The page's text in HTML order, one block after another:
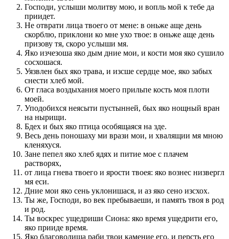
Господи, услыши молитву мою, и вопль мой к тебе да
приидет.
Не отврати лица твоего от мене: в оньже аще день
скорблю, приклони ко мне ухо твое: в оньже аще день
призову тя, скоро услыши мя.
Яко изчезоша яко дым дние мои, и кости моя яко сушило
сосхошася.
Уязвлен бых яко трава, и изсше сердце мое, яко забых
снести хлеб мой.
От гласа воздыхания моего прильпе кость моя плоти
моей.
Уподобихся неясыти пустынней, бых яко нощный вран
на нырищи.
Бдех и бых яко птица особящаяся на зде.
Весь день поношаху ми врази мои, и хвалящии мя мною
кленяхуся.
Зане пепел яко хлеб ядях и питие мое с плачем
растворях,
от лица гнева твоего и ярости твоея: яко вознес низвергл
мя еси.
Дние мои яко сень уклонишася, и аз яко сено изсхох.
Ты же, Господи, во век пребываеши, и память твоя в род
и род.
Ты воскрес ущедриши Сиона: яко время ущедрити его,
яко прииде время.
Яко благоволиша раби твои камение его, и персть его